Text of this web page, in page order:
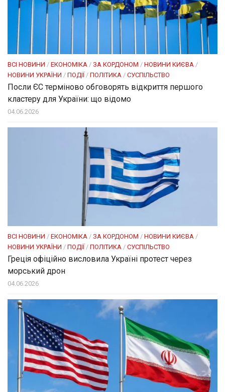
ВСІ НОВИНИ / ЕКОНОМІКА / ЗА КОРДОНОМ / НОВИНИ КИЄВА /
НОВИНИ УКРАЇНИ / ПОДІЇ / ПОЛІТИКА / СУСПІЛЬСТВО
Посли ЄC терміново обговорять відкриття першого
кластеру для України: що відомо
04.06.2026
ВСІ НОВИНИ / ЕКОНОМІКА / ЗА КОРДОНОМ / НОВИНИ КИЄВА /
НОВИНИ УКРАЇНИ / ПОДІЇ / ПОЛІТИКА / СУСПІЛЬСТВО
Греція офіційно висловила Україні протест через
морський дрон
04.06.2026